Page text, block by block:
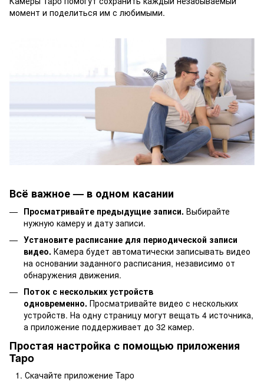
момент и поделиться им с любимыми.
Всё важное — в одном касании
Просматривайте предыдущие записи. Выбирайте
нужную камеру и дату записи.
Установите расписание для периодической записи
видео. Камера будет автоматически записывать видео
на основании заданного расписания, независимо от
обнаружения движения.
Поток с нескольких устройств
одновременно. Просматривайте видео с нескольких
устройств. На одну страницу могут вещать 4 источника,
а приложение поддерживает до 32 камер.
Простая настройка с помощью приложения
Tapo
Скачайте приложение Tapo